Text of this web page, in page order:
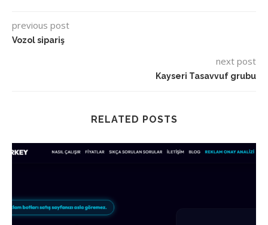
previous post
Vozol sipariş
next post
Kayseri Tasavvuf grubu
RELATED POSTS